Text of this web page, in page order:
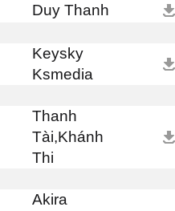
Duy Thanh
Keysky
Ksmedia
Thanh
Tài,Khánh
Thi
Akira